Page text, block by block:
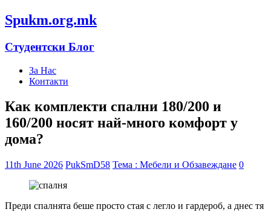
Spukm.org.mk
Студентски Блог
За Нас
Контакти
Как комплекти спални 180/200 и
160/200 носят най-много комфорт у
дома?
11th June 2026 PukSmD58 Тема : Мебели и Обзавеждане 0
Преди спалнята беше просто стая с легло и гардероб, а днес тя